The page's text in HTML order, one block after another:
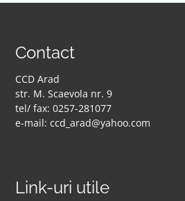
Contact
CCD Arad
str. M. Scaevola nr. 9
tel/ fax: 0257-281077
e-mail: ccd_arad@yahoo.com
Link-uri utile